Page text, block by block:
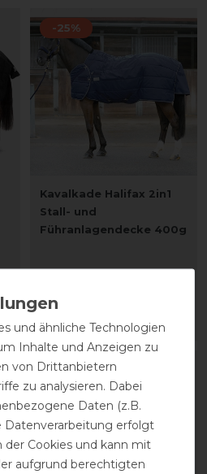
-25%
Kavalkade Halifax 2in1
Stall- und
Führanlagendecke 400g
ARTIKEL MERKEN
und ähnliche Technologien
Inhalte und Anzeigen zu
von Drittanbietern
zu analysieren. Dabei
Daten (z.B.
Datenverarbeitung erfolgt
Cookies und kann mit
aufgrund berechtigten